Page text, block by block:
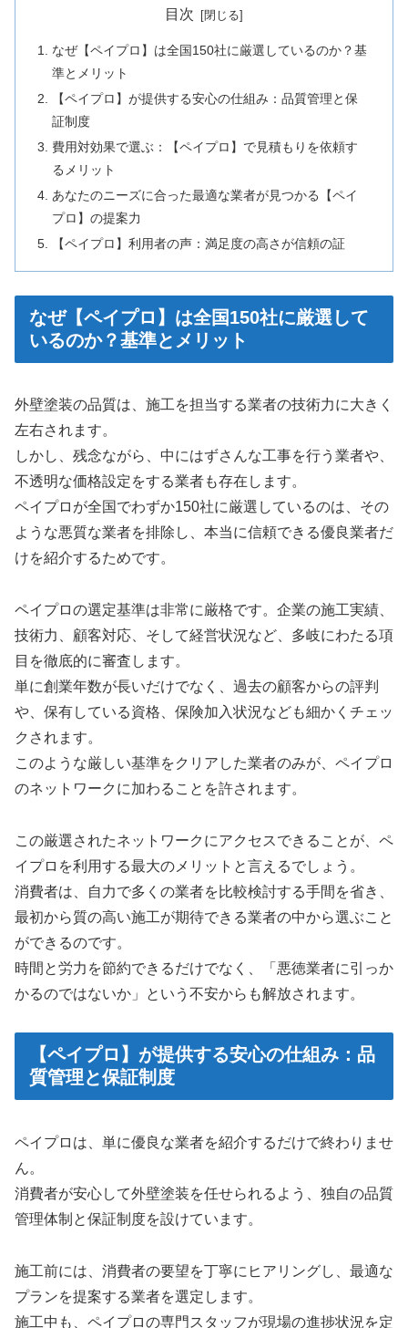
目次
なぜ【ペイプロ】は全国150社に厳選しているのか？基
準とメリット
【ペイプロ】が提供する安心の仕組み：品質管理と保
証制度
費用対効果で選ぶ：【ペイプロ】で見積もりを依頼す
るメリット
あなたのニーズに合った最適な業者が見つかる【ペイ
プロ】の提案力
【ペイプロ】利用者の声：満足度の高さが信頼の証
なぜ【ペイプロ】は全国150社に厳選して
いるのか？基準とメリット
外壁塗装の品質は、施工を担当する業者の技術力に大きく
左右されます。
しかし、残念ながら、中にはずさんな工事を行う業者や、
不透明な価格設定をする業者も存在します。
ペイプロが全国でわずか150社に厳選しているのは、その
ような悪質な業者を排除し、本当に信頼できる優良業者だ
けを紹介するためです。
ペイプロの選定基準は非常に厳格です。企業の施工実績、
技術力、顧客対応、そして経営状況など、多岐にわたる項
目を徹底的に審査します。
単に創業年数が長いだけでなく、過去の顧客からの評判
や、保有している資格、保険加入状況なども細かくチェッ
クされます。
このような厳しい基準をクリアした業者のみが、ペイプロ
のネットワークに加わることを許されます。
この厳選されたネットワークにアクセスできることが、ペ
イプロを利用する最大のメリットと言えるでしょう。
消費者は、自力で多くの業者を比較検討する手間を省き、
最初から質の高い施工が期待できる業者の中から選ぶこと
ができるのです。
時間と労力を節約できるだけでなく、「悪徳業者に引っか
かるのではないか」という不安からも解放されます。
【ペイプロ】が提供する安心の仕組み：品
質管理と保証制度
ペイプロは、単に優良な業者を紹介するだけで終わりませ
ん。
消費者が安心して外壁塗装を任せられるよう、独自の品質
管理体制と保証制度を設けています。
施工前には、消費者の要望を丁寧にヒアリングし、最適な
プランを提案する業者を選定します。
施工中も、ペイプロの専門スタッフが現場の進捗状況を定